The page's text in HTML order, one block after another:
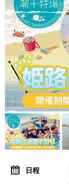
日程